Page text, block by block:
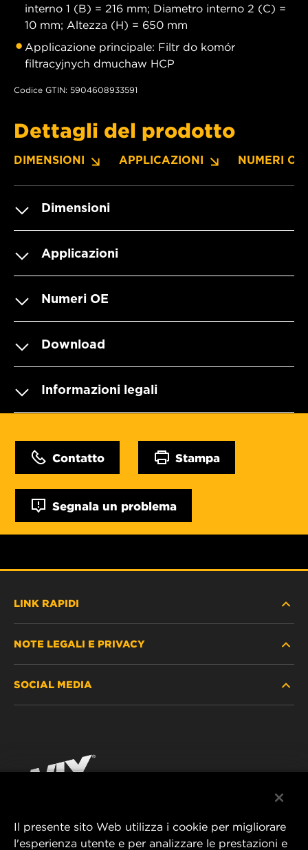
interno 1 (B) = 216 mm; Diametro interno 2 (C) =
10 mm; Altezza (H) = 650 mm
Applicazione principale: Filtr do komór
filtracyjnych dmuchaw HCP
Codice GTIN: 5904608933591
Dettagli del prodotto
DIMENSIONI APPLICAZIONI NUMERI OE
Dimensioni
Applicazioni
Numeri OE
Download
Informazioni legali
Contatto Stampa
Segnala un problema
LINK RAPIDI
DOVE ACQUISTARE
CONTATTACI
NOTE LEGALI E PRIVACY
IMPRESSUM
SOCIAL MEDIA
YouTube
Il presente sito Web utilizza i cookie per migliorare
l'esperienza utente e per analizzare le prestazioni e